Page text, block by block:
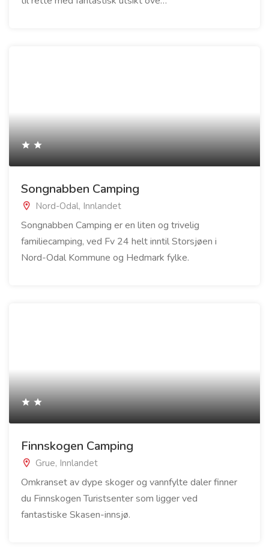
Songnabben Camping
Nord-Odal, Innlandet
Songnabben Camping er en liten og trivelig
familiecamping, ved Fv 24 helt inntil Storsjøen i
Nord-Odal Kommune og Hedmark fylke.
Finnskogen Camping
Grue, Innlandet
Omkranset av dype skoger og vannfylte daler finner
du Finnskogen Turistsenter som ligger ved
fantastiske Skasen-innsjø.